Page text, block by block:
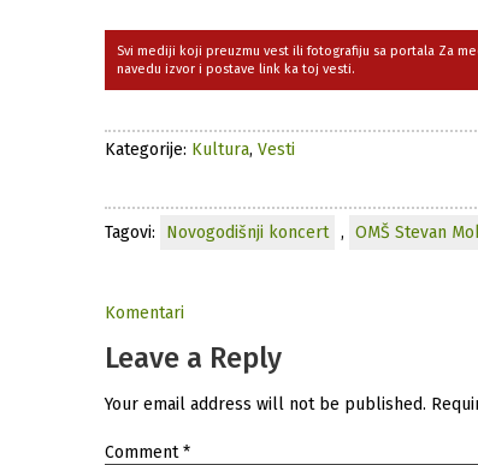
Svi mediji koji preuzmu vest ili fotografiju sa portala Za
navedu izvor i postave link ka toj vesti.
Kategorije: Kultura, Vesti
Tagovi: Novogodišnji koncert , OMŠ Stevan
Komentari
Leave a Reply
Your email address will not be published.
Comment*